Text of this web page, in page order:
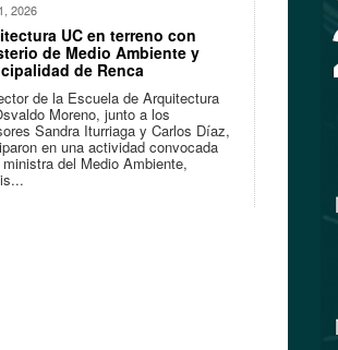
2026
UC en terreno con
de Medio Ambiente y
de Renca
de la Escuela de Arquitectura
Moreno, junto a los
Sandra Iturriaga y Carlos Díaz,
en una actividad convocada
del Medio Ambiente,